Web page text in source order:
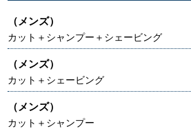
（メンズ）
カット＋シャンプー＋シェービング
（メンズ）
カット＋シェービング
（メンズ）
カット＋シャンプー